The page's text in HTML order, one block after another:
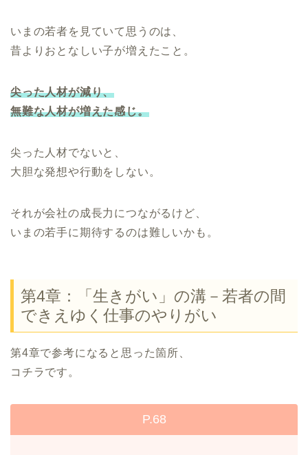
いまの若者を見ていて思うのは、
昔よりおとなしい子が増えたこと。
尖った人材が減り、
無難な人材が増えた感じ。
尖った人材でないと、
大胆な発想や行動をしない。
それが会社の成長力につながるけど、
いまの若手に期待するのは難しいかも。
第4章：「生きがい」の溝－若者の間
できえゆく仕事のやりがい
第4章で参考になると思った箇所、
コチラです。
P.68